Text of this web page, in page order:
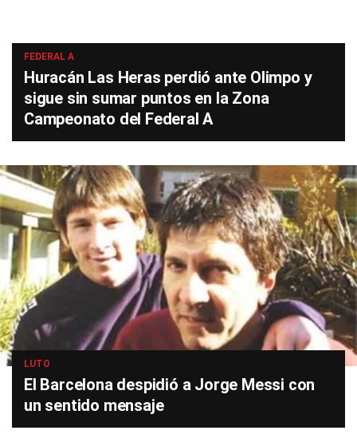
FEDERAL A
Huracán Las Heras perdió ante Olimpo y
sigue sin sumar puntos en la Zona
Campeonato del Federal A
LUTO
El Barcelona despidió a Jorge Messi con
un sentido mensaje